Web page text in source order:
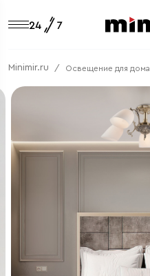
Minimir.ru Освещение для дома